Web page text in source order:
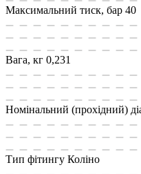
Максимальний тиск, бар 40
Вага, кг 0,231
Номінальний (прохідний)
Тип фітингу Коліно